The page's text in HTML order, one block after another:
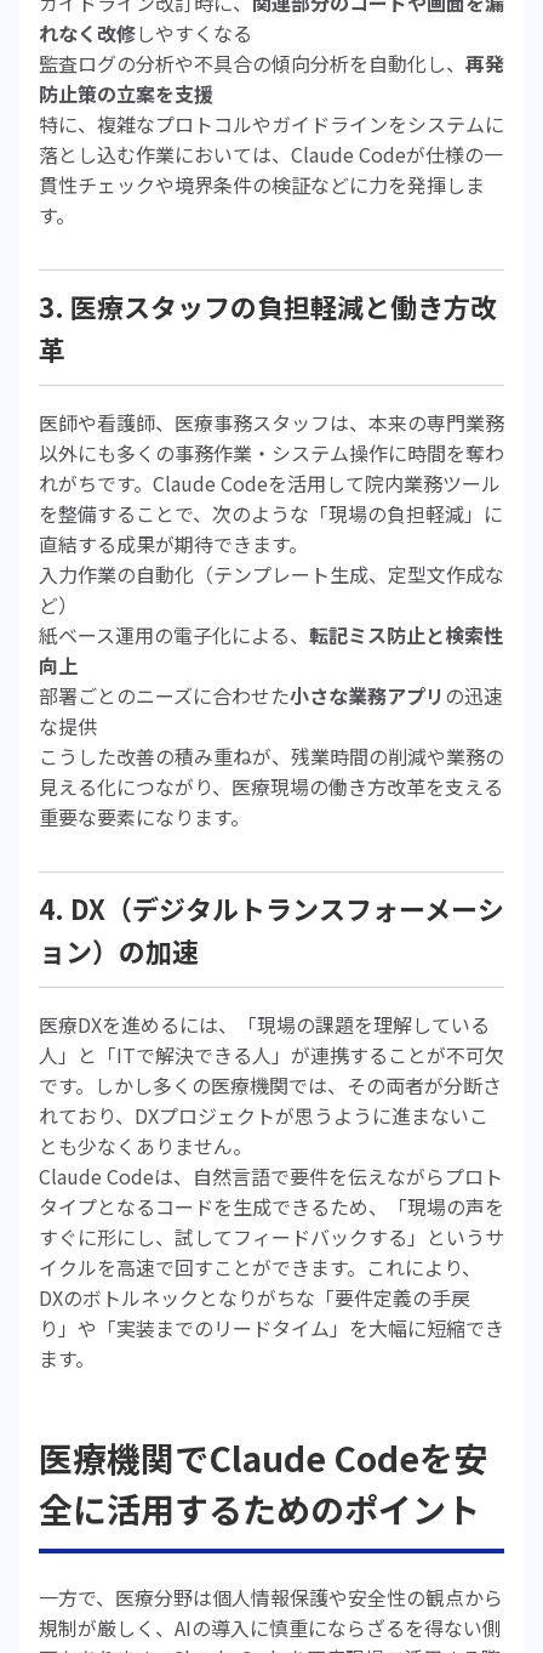
れなく改修しやすくなる
監査ログの分析や不具合の傾向分析を自動化し、 再発
防止策の立案を支援
特に、複雑なプロトコルやガイドラインをシステムに
落とし込む作業においては、Claude Codeが仕様の一
貫性チェックや境界条件の検証などに力を発揮しま
す。
3. 医療スタッフの負担軽減と働き方改
革
医師や看護師、医療事務スタッフは、本来の専門業務
以外にも多くの事務作業・システム操作に時間を奪わ
れがちです。Claude Codeを活用して院内業務ツール
を整備することで、次のような「現場の負担軽減」に
直結する成果が期待できます。
入力作業の自動化（テンプレート生成、定型文作成な
ど）
紙ベース運用の電子化による、 転記ミス防止と検索性
向上
部署ごとのニーズに合わせた小さな業務アプリ の迅速
な提供
こうした改善の積み重ねが、残業時間の削減や業務の
見える化につながり、医療現場の働き方改革を支える
重要な要素になります。
4. DX（デジタルトランスフォーメーシ
ョン）の加速
医療DXを進めるには、「現場の課題を理解している
人」と「ITで解決できる人」が連携することが不可欠
です。しかし多くの医療機関では、その両者が分断さ
れており、DXプロジェクトが思うように進まないこ
とも少なくありません。
Claude Codeは、自然言語で要件を伝えながらプロト
タイプとなるコードを生成できるため、「現場の声を
すぐに形にし、試してフィードバックする」というサ
イクルを高速で回すことができます。これにより、
DXのボトルネックとなりがちな「要件定義の手戻
り」や「実装までのリードタイム」を大幅に短縮でき
ます。
医療機関でClaude Codeを安
全に活用するためのポイント
一方で、医療分野は個人情報保護や安全性の観点から
規制が厳しく、AIの導入に慎重にならざるを得ない側